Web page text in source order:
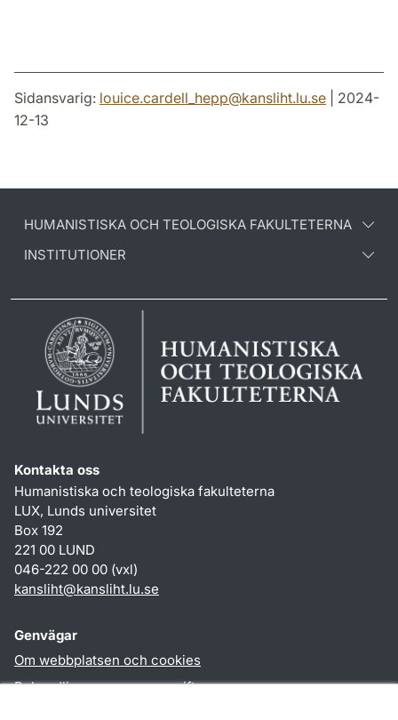
Sidansvarig: louice.cardell_hepp@kansliht.lu.se | 2024-
12-13
HUMANISTISKA OCH TEOLOGISKA FAKULTETERNA
INSTITUTIONER
Kontakta oss
Humanistiska och teologiska fakulteterna
LUX, Lunds universitet
Box 192
221 00 LUND
046-222 00 00 (vxl)
kansliht@kansliht.lu.se
Genvägar
Om webbplatsen och cookies
Behandling av personuppgifter